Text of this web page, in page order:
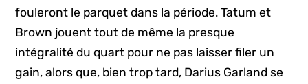
fouleront le parquet dans la période. Tatum et
Brown jouent tout de même la presque
intégralité du quart pour ne pas laisser filer un
gain, alors que, bien trop tard, Darius Garland se